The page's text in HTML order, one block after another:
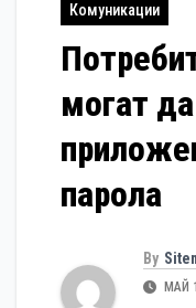
Комуникации
могат
парола
By
МАЙ